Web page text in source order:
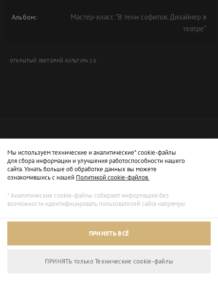
Архивный режим
Альбом:
Мастер-класс "В тени софитов. Дизайнер в
театре"
ОТКРЫТЫЙ ЛЕКТОРИЙ КУЛЬТУРА 2.0
Мы используем технические и аналитические* cookie-файлы
для сбора информации и улучшения работоспособности нашего
сайта. Узнать больше об обработке данных вы можете
ознакомившись с нашей Политикой cookie-файлов.
* Аналитические cookie-файлы собирают информацию без
возможности идентифицировать пользователей сайта напрямую.
ПРИНЯТЬ ВСЁ
ПРИНЯТЬ только Технические сookie-файлы